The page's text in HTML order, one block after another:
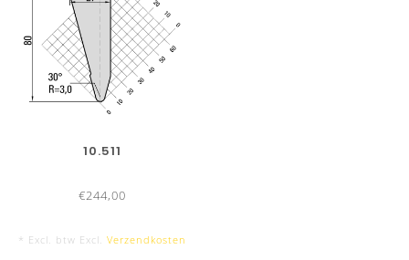
10.511
€244,00
* Excl. btw Excl. Verzendkosten